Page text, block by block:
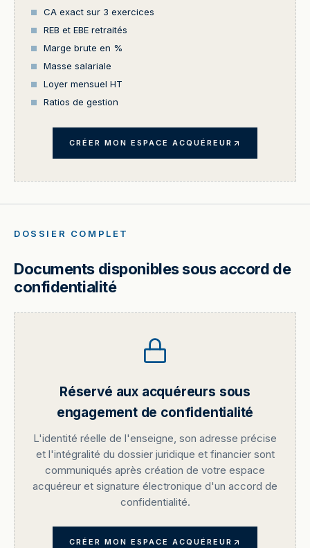
CA exact sur 3 exercices
REB et EBE retraités
Marge brute en %
Masse salariale
Loyer mensuel HT
Ratios de gestion
CRÉER MON ESPACE ACQUÉREUR
DOSSIER COMPLET
Documents disponibles sous accord de
confidentialité
Réservé aux acquéreurs sous
engagement de confidentialité
L'identité réelle de l'enseigne, son adresse précise
et l'intégralité du dossier juridique et financier sont
communiqués après création de votre espace
acquéreur et signature électronique d'un accord de
confidentialité.
CRÉER MON ESPACE ACQUÉREUR